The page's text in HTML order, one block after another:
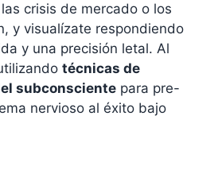
crisis de mercado o los
y visualízate respondiendo
y una precisión letal. Al
técnicas de
subconsciente para pre-
nervioso al éxito bajo